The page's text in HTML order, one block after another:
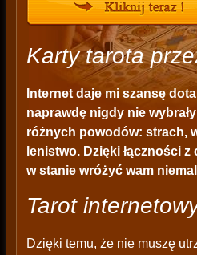
Karty tarota
Internet daje mi szansę
naprawdę nigdy nie
różnych powodów: strach,
lenistwo. Dzięki łączności z
w stanie wróżyć wam
Tarot
Dzięki temu, że nie muszę